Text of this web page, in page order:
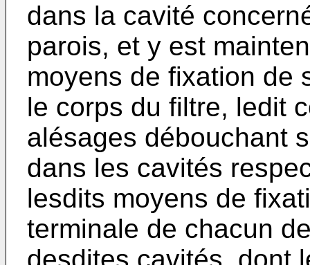
dans la cavité
parois, et y est
moyens de fixation de
le corps du filtre, ledit
alésages débouchant
dans les cavités
lesdits moyens de
terminale de chacun